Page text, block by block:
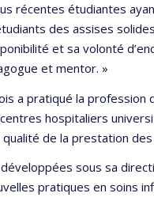
récentes étudiantes
des assises
et sa volonté
et mentor. »
a pratiqué la profession
hospitaliers
de la prestation
sous sa
pratiques en soins